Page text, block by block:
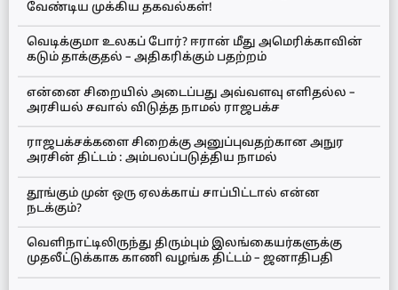
வேண்டிய முக்கிய தகவல்கள்!
வெடிக்குமா உலகப் போர்? ஈரான் மீது அமெரிக்காவின்
கடும் தாக்குதல் – அதிகரிக்கும் பதற்றம்
என்னை சிறையில் அடைப்பது அவ்வளவு எளிதல்ல –
அரசியல் சவால் விடுத்த நாமல் ராஜபக்ச
ராஜபக்சக்களை சிறைக்கு அனுப்புவதற்கான அநுர
அரசின் திட்டம் : அம்பலப்படுத்திய நாமல்
தூங்கும் முன் ஒரு ஏலக்காய் சாப்பிட்டால் என்ன
நடக்கும்?
வெளிநாட்டிலிருந்து திரும்பும் இலங்கையர்களுக்கு
முதலீட்டுக்காக காணி வழங்க திட்டம் – ஜனாதிபதி